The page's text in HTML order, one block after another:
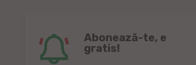
Abonează-te, e
gratis!